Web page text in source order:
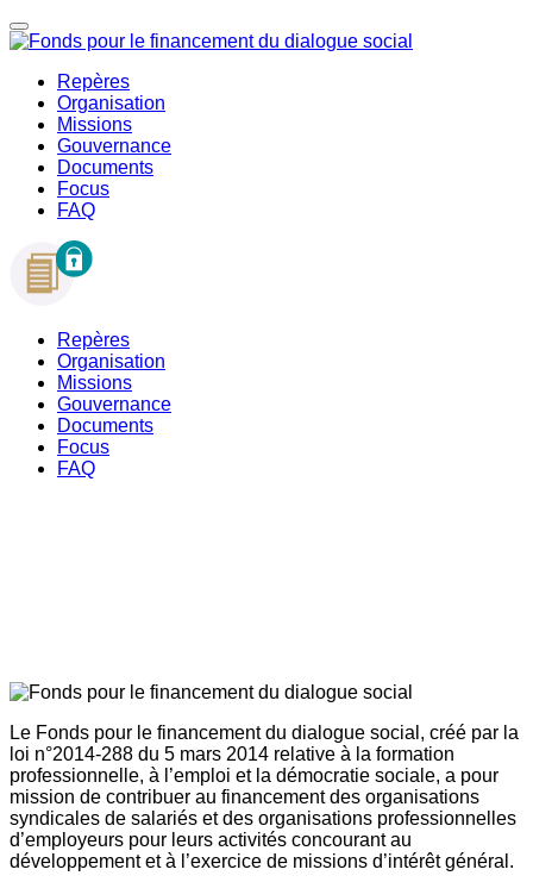
Repères
Organisation
Missions
Gouvernance
Documents
Focus
FAQ
Repères
Organisation
Missions
Gouvernance
Documents
Focus
FAQ
Le Fonds pour le financement du dialogue social, créé par la
loi n°2014-288 du 5 mars 2014 relative à la formation
professionnelle, à l’emploi et la démocratie sociale, a pour
mission de contribuer au financement des organisations
syndicales de salariés et des organisations professionnelles
d’employeurs pour leurs activités concourant au
développement et à l’exercice de missions d’intérêt général.